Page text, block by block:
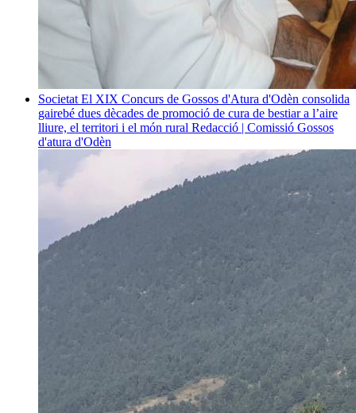
Societat El XIX Concurs de Gossos d'Atura d'Odèn consolida
gairebé dues dècades de promoció de cura de bestiar a l’aire
lliure, el territori i el món rural Redacció | Comissió Gossos
d'atura d'Odèn